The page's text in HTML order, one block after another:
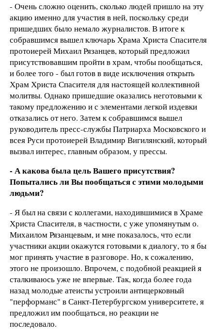
- Очень сложно оценить, сколько людей пришло на эту
акцию именно для участия в ней, поскольку среди
пришедших было немало журналистов. В итоге к
собравшимся вышел ключарь Храма Христа Спасителя
протоиерей Михаил Рязанцев, который предложил
присутствовавшим пройти в храм, чтобы пообщаться,
и более того - был готов в виде исключения открыть
Храм Христа Спасителя для настоящей коллективной
молитвы. Однако пришедшие оказались неготовыми к
такому предложению и с элементами легкой издевки
отказались от него. Затем к собравшимся вышел
руководитель пресс-службы Патриарха Московского и
всея Руси протоиерей Владимир Вигилянский, который
вызвал интерес, главным образом, у прессы.
- А какова была цель Вашего присутствия?
Попытались ли Вы пообщаться с этими молодыми
людьми?
- Я был на связи с коллегами, находившимися в Храме
Христа Спасителя, в частности, с уже упомянутым о.
Михаилом Рязанцевым, и мне показалось, что если
участники акции окажутся готовыми к диалогу, то я бы
мог принять участие в разговоре. Но, к сожалению,
этого не произошло. Впрочем, с подобной реакцией я
сталкиваюсь уже не впервые. Так, когда более года
назад молодые атеисты устроили антицерковный
"перформанс" в Санкт-Петербургском университете, я
предложил им пообщаться, но реакции не
последовало.